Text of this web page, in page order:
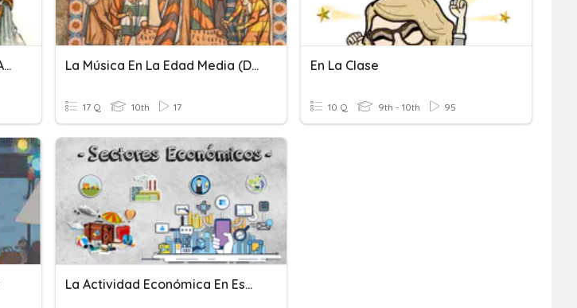
LA CIUDADANÍA EN LA ANTIGUA GRECIA La Música En La Edad Media (Div)
17 Q 10th 17
En La Clase
10 Q 9th - 10th 95
La Actividad Económica En España